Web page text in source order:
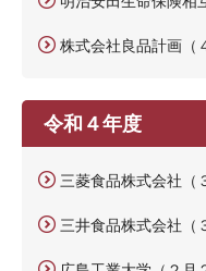
株式会社良品計画（
令和４年度
三菱食品株式会社（
三井食品株式会社（